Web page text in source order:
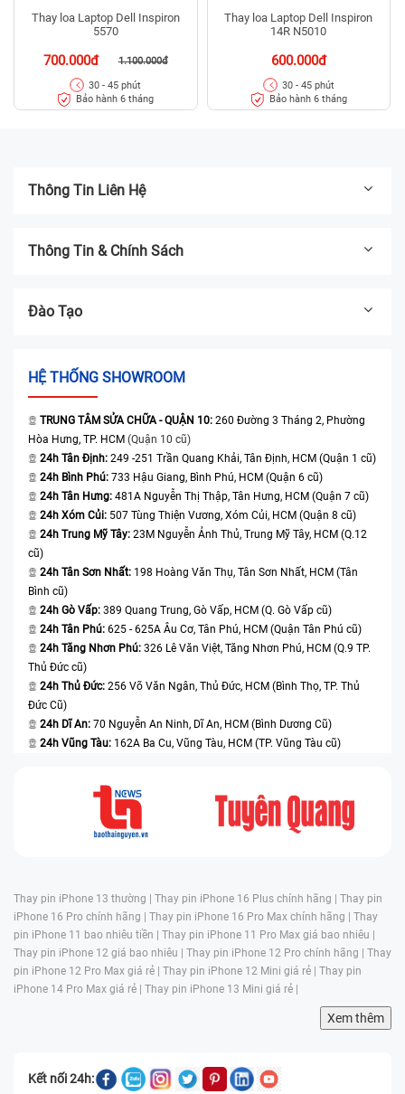
Thay loa Laptop Dell Inspiron
5570
700.000đ 1.100.000đ
30 - 45 phút
Bảo hành 6 tháng
Thay loa Laptop Dell Inspiron
14R N5010
600.000đ
30 - 45 phút
Bảo hành 6 tháng
Thông Tin Liên Hệ
Thông Tin & Chính Sách
Đào Tạo
HỆ THỐNG SHOWROOM
TRUNG TÂM SỬA CHỮA - QUẬN 10: 260 Đường 3 Tháng 2, Phường
Hòa Hưng, TP. HCM (Quận 10 cũ)
24h Tân Định: 249 -251 Trần Quang Khải, Tân Định, HCM (Quận 1 cũ)
24h Bình Phú: 733 Hậu Giang, Bình Phú, HCM (Quận 6 cũ)
24h Tân Hưng: 481A Nguyễn Thị Thập, Tân Hưng, HCM (Quận 7 cũ)
24h Xóm Củi: 507 Tùng Thiện Vương, Xóm Củi, HCM (Quận 8 cũ)
24h Trung Mỹ Tây: 23M Nguyễn Ảnh Thủ, Trung Mỹ Tây, HCM (Q.12
cũ)
24h Tân Sơn Nhất: 198 Hoàng Văn Thụ, Tân Sơn Nhất, HCM (Tân
Bình cũ)
24h Gò Vấp: 389 Quang Trung, Gò Vấp, HCM (Q. Gò Vấp cũ)
24h Tân Phú: 625 - 625A Âu Cơ, Tân Phú, HCM (Quận Tân Phú cũ)
24h Tăng Nhơn Phú: 326 Lê Văn Việt, Tăng Nhơn Phú, HCM (Q.9 TP.
Thủ Đức cũ)
24h Thủ Đức: 256 Võ Văn Ngân, Thủ Đức, HCM (Bình Thọ, TP. Thủ
Đức Cũ)
24h Dĩ An: 70 Nguyễn An Ninh, Dĩ An, HCM (Bình Dương Cũ)
24h Vũng Tàu: 162A Ba Cu, Vũng Tàu, HCM (TP. Vũng Tàu cũ)
Thay pin iPhone 13 thường | Thay pin iPhone 16 Plus chính hãng | Thay pin
iPhone 16 Pro chính hãng | Thay pin iPhone 16 Pro Max chính hãng | Thay
pin iPhone 11 bao nhiêu tiền | Thay pin iPhone 11 Pro Max giá bao nhiêu |
Thay pin iPhone 12 giá bao nhiêu | Thay pin iPhone 12 Pro chính hãng | Thay
pin iPhone 12 Pro Max giá rẻ | Thay pin iPhone 12 Mini giá rẻ | Thay pin
iPhone 14 Pro Max giá rẻ | Thay pin iPhone 13 Mini giá rẻ |
Xem thêm
Kết nối 24h: